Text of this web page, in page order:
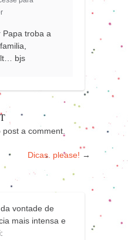
Papa troba a
bjs
post a comment.
Dicas. please! →
vontade de
mais intensa e